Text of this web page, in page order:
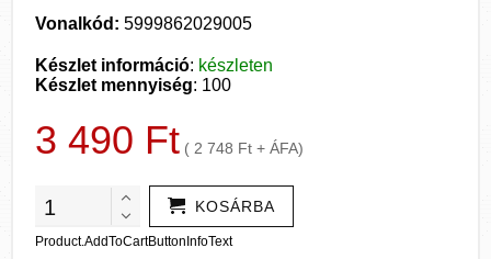
Vonalkód: 5999862029005
Készlet információ: készleten
Készlet mennyiség: 100
3 490 Ft ( 2 748 Ft + ÁFA)
KOSÁRBA
Product.AddToCartButtonInfoText